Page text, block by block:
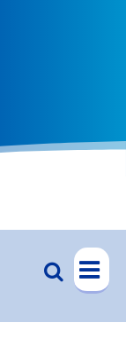
V
e
Suche
V
e
r